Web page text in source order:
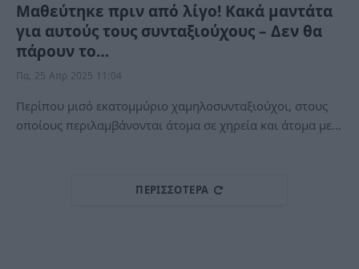
Μαθεύτηκε πριν από λίγο! Κακά μαντάτα
για αυτούς τους συνταξιούχους – Δεν θα
πάρουν το…
Πα, 25 Απρ 2025 11:04
Περίπου μισό εκατομμύριο χαμηλοσυνταξιούχοι, στους
οποίους περιλαμβάνονται άτομα σε χηρεία και άτομα με…
ΠΕΡΙΣΣΌΤΕΡΑ